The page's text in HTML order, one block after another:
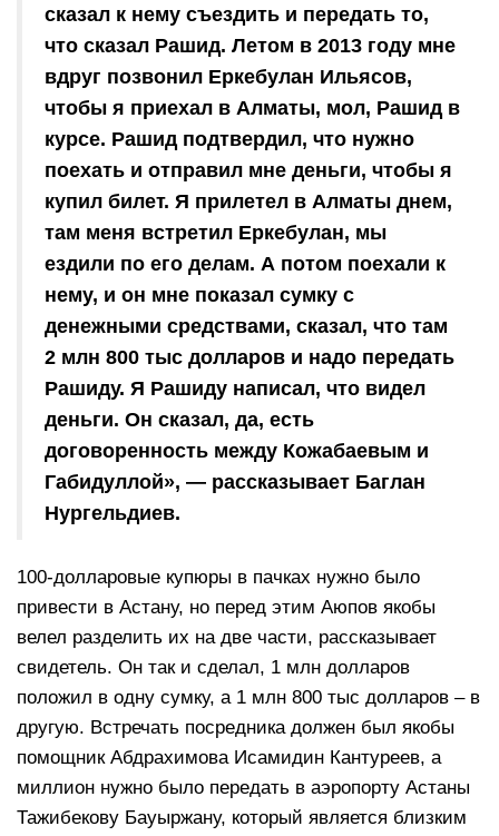
сказал к нему съездить и передать то,
что сказал Рашид. Летом в 2013 году мне
вдруг позвонил Еркебулан Ильясов,
чтобы я приехал в Алматы, мол, Рашид в
курсе. Рашид подтвердил, что нужно
поехать и отправил мне деньги, чтобы я
купил билет. Я прилетел в Алматы днем,
там меня встретил Еркебулан, мы
ездили по его делам. А потом поехали к
нему, и он мне показал сумку с
денежными средствами, сказал, что там
2 млн 800 тыс долларов и надо передать
Рашиду. Я Рашиду написал, что видел
деньги. Он сказал, да, есть
договоренность между Кожабаевым и
Габидуллой», — рассказывает Баглан
Нургельдиев.
100-долларовые купюры в пачках нужно было
привести в Астану, но перед этим Аюпов якобы
велел разделить их на две части, рассказывает
свидетель. Он так и сделал, 1 млн долларов
положил в одну сумку, а 1 млн 800 тыс долларов – в
другую. Встречать посредника должен был якобы
помощник Абдрахимова Исамидин Кантуреев, а
миллион нужно было передать в аэропорту Астаны
Тажибекову Бауыржану, который является близким